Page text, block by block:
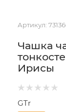
Артикул:
Чашка
Ирисы
GTr